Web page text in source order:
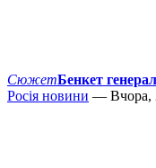
СюжетБенкет
Росія новини — Вчора,